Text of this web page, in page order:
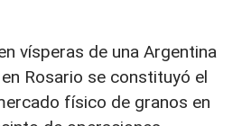
vísperas de una Argentina
Rosario se constituyó el
físico de granos en